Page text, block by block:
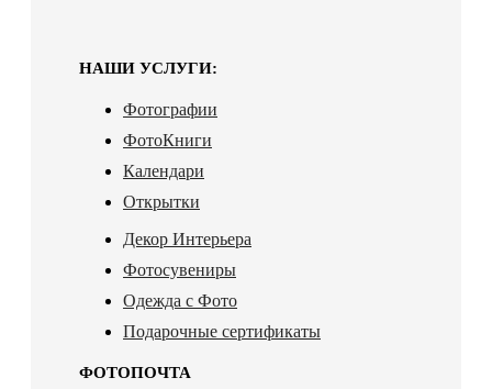
НАШИ УСЛУГИ:
Фотографии
ФотоКниги
Календари
Открытки
Декор Интерьера
Фотосувениры
Одежда с Фото
Подарочные сертификаты
ФОТОПОЧТА